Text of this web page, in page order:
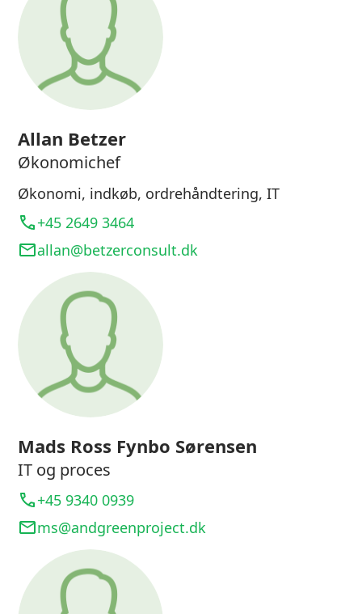
Allan Betzer
Økonomichef
Økonomi, indkøb, ordrehåndtering, IT
+45 2649 3464
allan@betzerconsult.dk
Mads Ross Fynbo Sørensen
IT og proces
+45 9340 0939
ms@andgreenproject.dk